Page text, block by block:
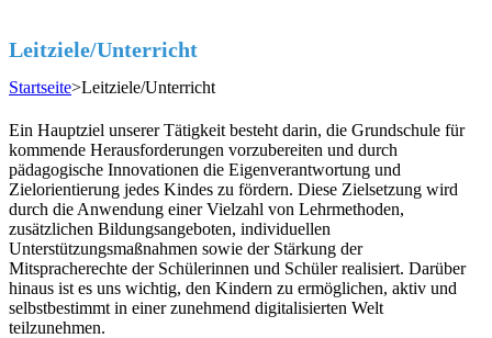
Leitziele/Unterricht
Startseite>Leitziele/Unterricht
Ein Hauptziel unserer Tätigkeit besteht darin, die Grundschule für
kommende Herausforderungen vorzubereiten und durch
pädagogische Innovationen die Eigenverantwortung und
Zielorientierung jedes Kindes zu fördern. Diese Zielsetzung wird
durch die Anwendung einer Vielzahl von Lehrmethoden,
zusätzlichen Bildungsangeboten, individuellen
Unterstützungsmaßnahmen sowie der Stärkung der
Mitspracherechte der Schülerinnen und Schüler realisiert. Darüber
hinaus ist es uns wichtig, den Kindern zu ermöglichen, aktiv und
selbstbestimmt in einer zunehmend digitalisierten Welt
teilzunehmen.